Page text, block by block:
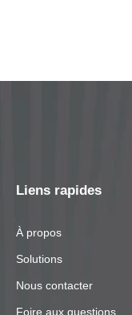
Liens rapides
À propos
Solutions
Nous contacter
Foire aux questions